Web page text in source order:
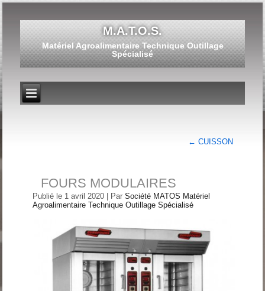
M.A.T.O.S.
Matériel Agroalimentaire Technique Outillage
Spécialisé
← CUISSON
FOURS MODULAIRES
Publié le 1 avril 2020 Par Société MATOS Matériel
Agroalimentaire Technique Outillage Spécialisé